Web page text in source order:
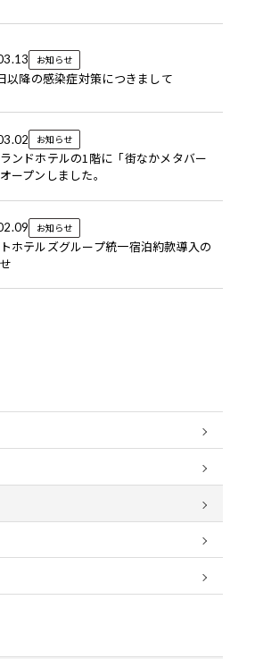
お知らせ
以降の感染症対策につきまして
お知らせ
ンドホテルの1階に「街なかメタバー
ープンしました。
お知らせ
ホテルズグループ統一宿泊約款導入の